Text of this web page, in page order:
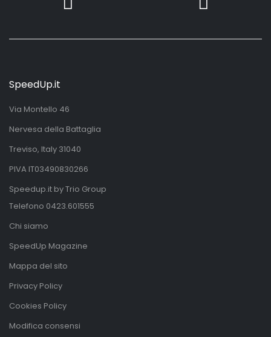
SpeedUp.it
Via Montello 46
Nervesa della Battaglia
Treviso, Italy 31040
PIVA IT03490830266
Speedup.it by Trio Group
Telefono 0423.601555
Chi siamo
SpeedUp Magazine
Mappa del sito
Privacy Policy
Cookies Policy
Modifica consensi